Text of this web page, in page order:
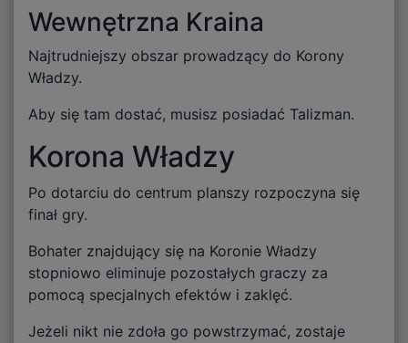
Wewnętrzna Kraina
Najtrudniejszy obszar prowadzący do Korony
Władzy.
Aby się tam dostać, musisz posiadać Talizman.
Korona Władzy
Po dotarciu do centrum planszy rozpoczyna się
finał gry.
Bohater znajdujący się na Koronie Władzy
stopniowo eliminuje pozostałych graczy za
pomocą specjalnych efektów i zaklęć.
Jeżeli nikt nie zdoła go powstrzymać, zostaje